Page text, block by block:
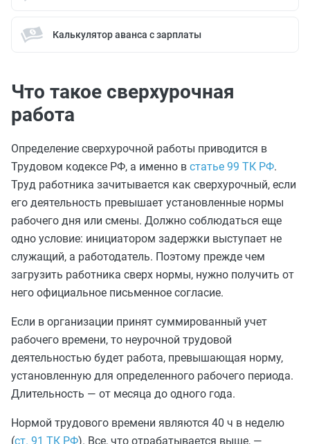
Калькулятор аванса с зарплаты
Что такое сверхурочная
работа
Определение сверхурочной работы приводится в
Трудовом кодексе РФ, а именно в статье 99 ТК РФ.
Труд работника зачитывается как сверхурочный, если
его деятельность превышает установленные нормы
рабочего дня или смены. Должно соблюдаться еще
одно условие: инициатором задержки выступает не
служащий, а работодатель. Поэтому прежде чем
загрузить работника сверх нормы, нужно получить от
него официальное письменное согласие.
Если в организации принят суммированный учет
рабочего времени, то неурочной трудовой
деятельностью будет работа, превышающая норму,
установленную для определенного рабочего периода.
Длительность — от месяца до одного года.
Нормой трудового времени являются 40 ч в неделю
(ст. 91 ТК РФ). Все, что отрабатывается выше, —